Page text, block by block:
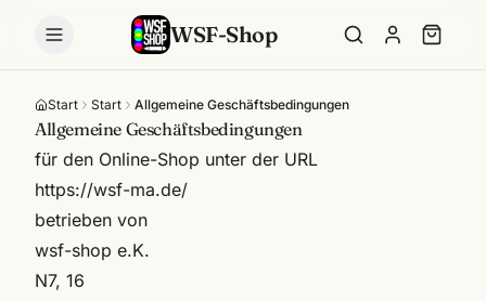
WSF-Shop
Start Start Allgemeine Geschäftsbedingungen
Allgemeine Geschäftsbedingungen
für den Online-Shop unter der URL
https://wsf-ma.de/
betrieben von
wsf-shop e.K.
N7, 16